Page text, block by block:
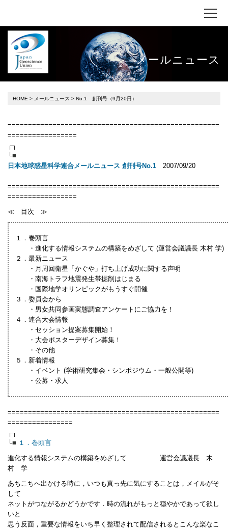
メールニュース
HOME > メールニュース > No.1 創刊号（9月20日）
====================================================
=================
┌┐
└■
日本地球惑星科学連合メールニュース 創刊号No.1
2007/09/20
====================================================
=================
≪ 目次 ≫
１．巻頭言
・進化する情報システムの構築をめざして (運営会議議長 木村 学)
２．最新ニュース
・月周回衛星「かぐや」打ち上げ成功に関する声明
・南海トラフ地震発生帯掘削はじまる
・国際地学オリンピックがもうすぐ開催
３．委員会から
・男女共同参画実態調査アンケートにご協力を！
４．連合大会情報
・セッション提案募集開始！
・大会ポスターデザイン募集！
・その他
５．新着情報
・イベント (学術研究集会・シンポジウム・一般公開等)
・公募・求人
====================================================
================
┌┐
└■ １．巻頭言
進化する情報システムの構築をめざして 運営会議議長 木
村 学
あちこちへ出かける時に，いつも真っ先に気にすることは，メイルがそ
して
ネットがつながるかどうかです．時の流れがもっと穏やかであって欲し
いと
思う反面，重要な情報をいち早く整理されて配信されるとこんな楽なこ